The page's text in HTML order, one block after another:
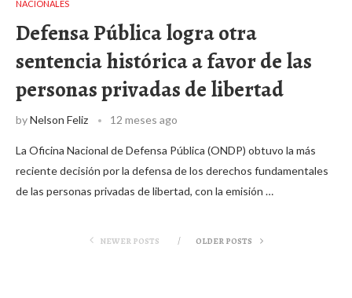
NACIONALES
Defensa Pública logra otra
sentencia histórica a favor de las
personas privadas de libertad
byNelson Feliz 12 meses ago
La Oficina Nacional de Defensa Pública (ONDP) obtuvo la más
reciente decisión por la defensa de los derechos fundamentales
de las personas privadas de libertad, con la emisión …
NEWER POSTS OLDER POSTS